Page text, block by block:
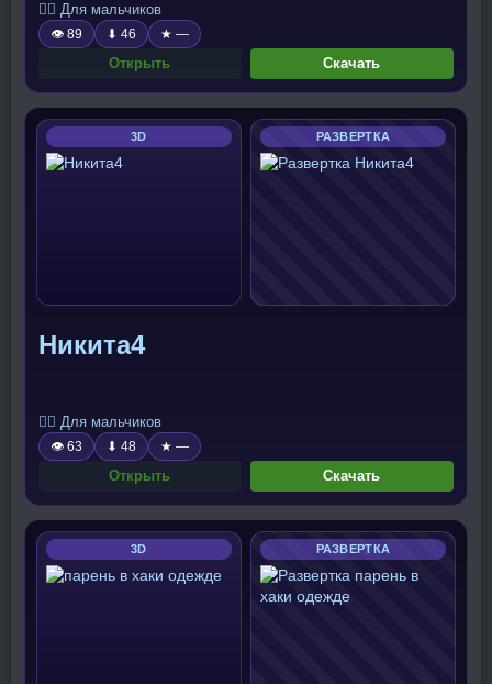
🧍‍♂️ Для мальчиков
👁 89 ⬇ 46 ★ —
Открыть Скачать
3D РАЗВЕРТКА
Никита4
🧍‍♂️ Для мальчиков
👁 63 ⬇ 48 ★ —
Открыть Скачать
3D РАЗВЕРТКА